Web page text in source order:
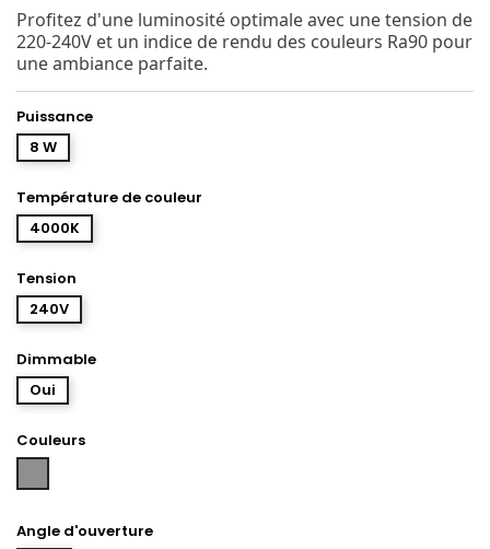
Profitez d'une luminosité optimale avec une tension de
220-240V et un indice de rendu des couleurs Ra90 pour
une ambiance parfaite.
Puissance
8 W
Température de couleur
4000K
Tension
240V
Dimmable
Oui
Couleurs
Angle d'ouverture